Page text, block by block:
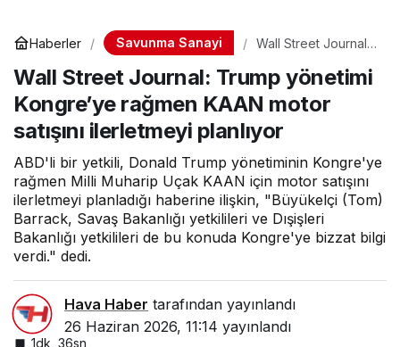
Haberler Savunma Sanayi
Wall Street Journal:
Kongre’ye rağmen
KAAN motor satışını
ilerletmeyi planlıyor
Wall Street Journal: Trump yönetimi
Kongre’ye rağmen KAAN motor
satışını ilerletmeyi planlıyor
ABD'li bir yetkili, Donald Trump yönetiminin Kongre'ye
rağmen Milli Muharip Uçak KAAN için motor satışını
ilerletmeyi planladığı haberine ilişkin, "Büyükelçi (Tom)
Barrack, Savaş Bakanlığı yetkilileri ve Dışişleri
Bakanlığı yetkilileri de bu konuda Kongre'ye bizzat bilgi
verdi." dedi.
Hava Haber tarafından yayınlandı
26 Haziran 2026, 11:14 yayınlandı
1dk, 36sn